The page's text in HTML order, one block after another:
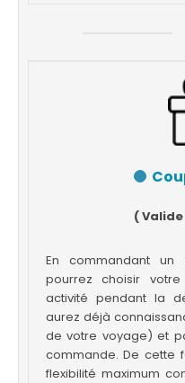
(
En commandant un
pourrez choisir
activité pendant la
aurez déjà
de votre voyage) et
commande. De cette façon, vous bénéficiez d’une
flexibilité maximum